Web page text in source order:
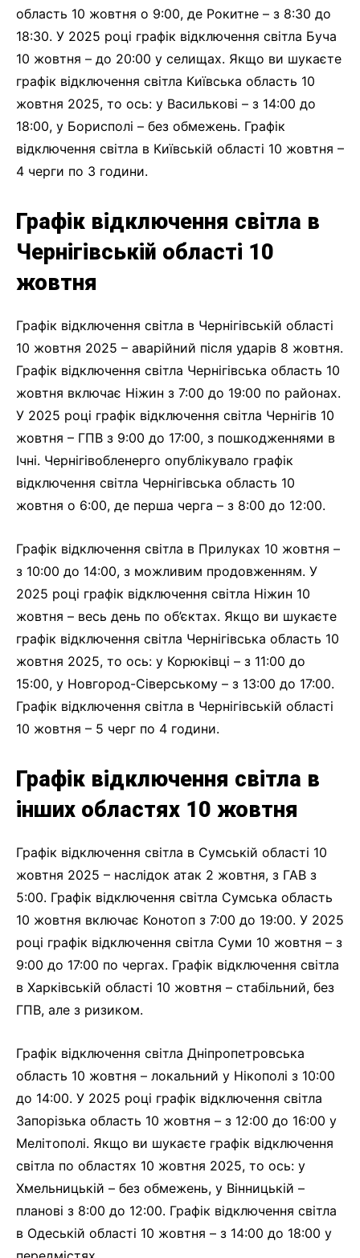
область 10 жовтня о 9:00, де Рокитне – з 8:30 до
18:30. У 2025 році графік відключення світла Буча
10 жовтня – до 20:00 у селищах. Якщо ви шукаєте
графік відключення світла Київська область 10
жовтня 2025, то ось: у Василькові – з 14:00 до
18:00, у Борисполі – без обмежень. Графік
відключення світла в Київській області 10 жовтня –
4 черги по 3 години.
Графік відключення світла в
Чернігівській області 10
жовтня
Графік відключення світла в Чернігівській області
10 жовтня 2025 – аварійний після ударів 8 жовтня.
Графік відключення світла Чернігівська область 10
жовтня включає Ніжин з 7:00 до 19:00 по районах.
У 2025 році графік відключення світла Чернігів 10
жовтня – ГПВ з 9:00 до 17:00, з пошкодженнями в
Ічні. Чернігівобленерго опублікувало графік
відключення світла Чернігівська область 10
жовтня о 6:00, де перша черга – з 8:00 до 12:00.
Графік відключення світла в Прилуках 10 жовтня –
з 10:00 до 14:00, з можливим продовженням. У
2025 році графік відключення світла Ніжин 10
жовтня – весь день по об’єктах. Якщо ви шукаєте
графік відключення світла Чернігівська область 10
жовтня 2025, то ось: у Корюківці – з 11:00 до
15:00, у Новгород-Сіверському – з 13:00 до 17:00.
Графік відключення світла в Чернігівській області
10 жовтня – 5 черг по 4 години.
Графік відключення світла в
інших областях 10 жовтня
Графік відключення світла в Сумській області 10
жовтня 2025 – наслідок атак 2 жовтня, з ГАВ з
5:00. Графік відключення світла Сумська область
10 жовтня включає Конотоп з 7:00 до 19:00. У 2025
році графік відключення світла Суми 10 жовтня – з
9:00 до 17:00 по чергах. Графік відключення світла
в Харківській області 10 жовтня – стабільний, без
ГПВ, але з ризиком.
Графік відключення світла Дніпропетровська
область 10 жовтня – локальний у Нікополі з 10:00
до 14:00. У 2025 році графік відключення світла
Запорізька область 10 жовтня – з 12:00 до 16:00 у
Мелітополі. Якщо ви шукаєте графік відключення
світла по областях 10 жовтня 2025, то ось: у
Хмельницькій – без обмежень, у Вінницькій –
планові з 8:00 до 12:00. Графік відключення світла
в Одеській області 10 жовтня – з 14:00 до 18:00 у